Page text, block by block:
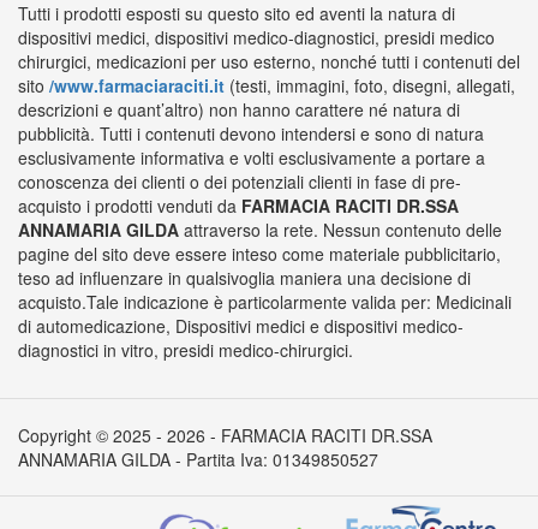
Tutti i prodotti esposti su questo sito ed aventi la natura di
dispositivi medici, dispositivi medico-diagnostici, presidi medico
chirurgici, medicazioni per uso esterno, nonché tutti i contenuti del
sito /www.farmaciaraciti.it (testi, immagini, foto, disegni, allegati,
descrizioni e quant’altro) non hanno carattere né natura di
pubblicità. Tutti i contenuti devono intendersi e sono di natura
esclusivamente informativa e volti esclusivamente a portare a
conoscenza dei clienti o dei potenziali clienti in fase di pre-
acquisto i prodotti venduti da FARMACIA RACITI DR.SSA
ANNAMARIA GILDA attraverso la rete. Nessun contenuto delle
pagine del sito deve essere inteso come materiale pubblicitario,
teso ad influenzare in qualsivoglia maniera una decisione di
acquisto.Tale indicazione è particolarmente valida per: Medicinali
di automedicazione, Dispositivi medici e dispositivi medico-
diagnostici in vitro, presidi medico-chirurgici.
Copyright © 2025 - 2026 - FARMACIA RACITI DR.SSA
ANNAMARIA GILDA - Partita Iva: 01349850527